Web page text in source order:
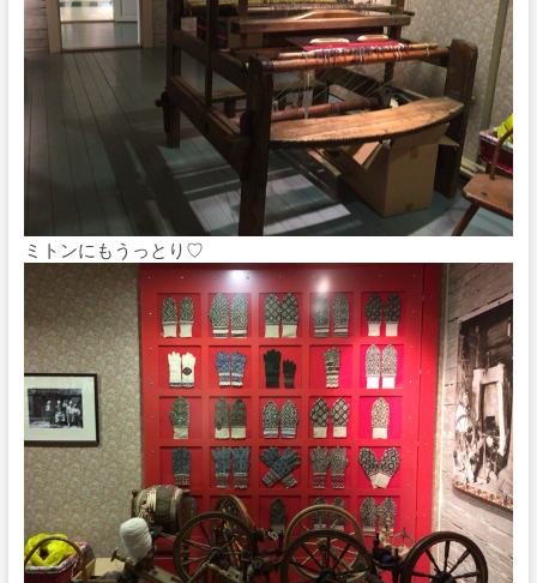
ミトンにもうっとり♡